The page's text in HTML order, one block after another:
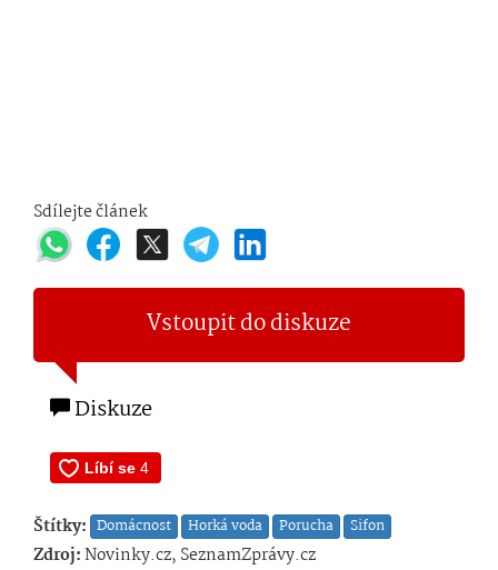
Sdílejte článek
Vstoupit do diskuze
Diskuze
Štítky: Domácnost Horká voda Porucha Sifon
Zdroj:Novinky.cz, SeznamZprávy.cz